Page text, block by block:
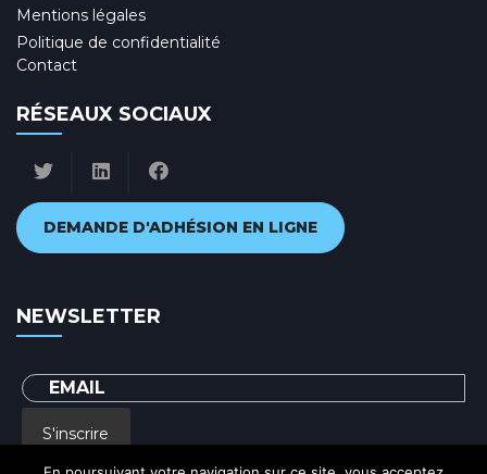
Mentions légales
Politique de confidentialité
Contact
RÉSEAUX SOCIAUX
DEMANDE D'ADHÉSION EN LIGNE
NEWSLETTER
S'inscrire